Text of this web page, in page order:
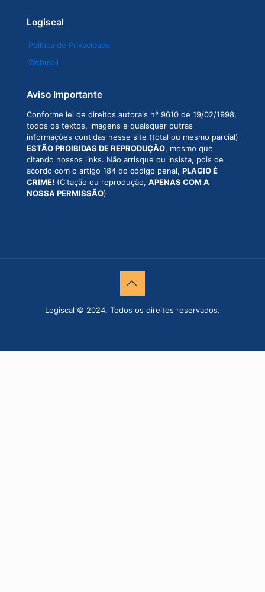
Logiscal
Política de Privacidade
Webmail
Aviso Importante
Conforme lei de direitos autorais nº 9610 de 19/02/1998,
todos os textos, imagens e quaisquer outras
informações contidas nesse site (total ou mesmo parcial)
ESTÃO PROIBIDAS DE REPRODUÇÃO, mesmo que
citando nossos links. Não arrisque ou insista, pois de
acordo com o artigo 184 do código penal, PLAGIO É
CRIME! (Citação ou reprodução, APENAS COM A
NOSSA PERMISSÃO)
Logiscal © 2024. Todos os direitos reservados.